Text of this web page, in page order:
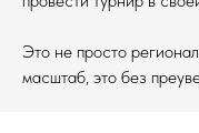
Это не просто
масштаб, это без